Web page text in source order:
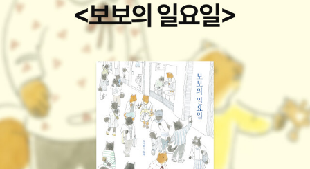
제목에 '속아서' 사온 이 책을 들고 갔다. 아마도 우리 집에서 이 책을
완독한 사람은 나밖에 없을 듯. 그나마 유용한 것은 도서 리스트인데,
이마저도 사실 여타한 경영자-성공에 대한 책에 대부분 나오는 책들
이다. 시간낭비가 따로 없다. 좀 심한 표현으로 읽는 내내 역시 엄청
'빨아주는' 책이라는 생각을 하게 했다. 젠장.